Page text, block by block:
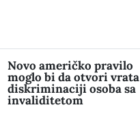
Novo američko pravilo
moglo bi da otvori vrata
diskriminaciji osoba sa
invaliditetom